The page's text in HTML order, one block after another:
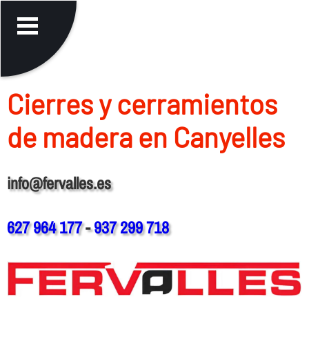
Cierres y cerramientos
de madera en Canyelles
info@fervalles.es
627 964 177-937 299 718